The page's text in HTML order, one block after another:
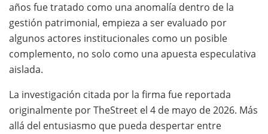
años fue tratado como una anomalía dentro de la
gestión patrimonial, empieza a ser evaluado por
algunos actores institucionales como un posible
complemento, no solo como una apuesta especulativa
aislada.
La investigación citada por la firma fue reportada
originalmente por TheStreet el 4 de mayo de 2026. Más
allá del entusiasmo que pueda despertar entre